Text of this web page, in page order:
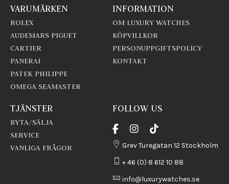
VARUMÄRKEN
ROLEX
AUDEMARS PIGUET
CARTIER
PANERAI
PATEK PHILIPPE
OMEGA SEAMASTER
INFORMATION
OM LUXURY WATCHES
KÖPVILLKOR
PERSONUPPGIFTSPOLICY
KONTAKT
TJÄNSTER
BYTA/SÄLJA
SERVICE
VANLIGA FRÅGOR
FOLLOW US
Grev Turegatan 12 Stockholm
+ 46 (0) 8 612 10 88
info@luxurywatches.se